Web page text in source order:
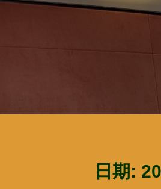
日期: